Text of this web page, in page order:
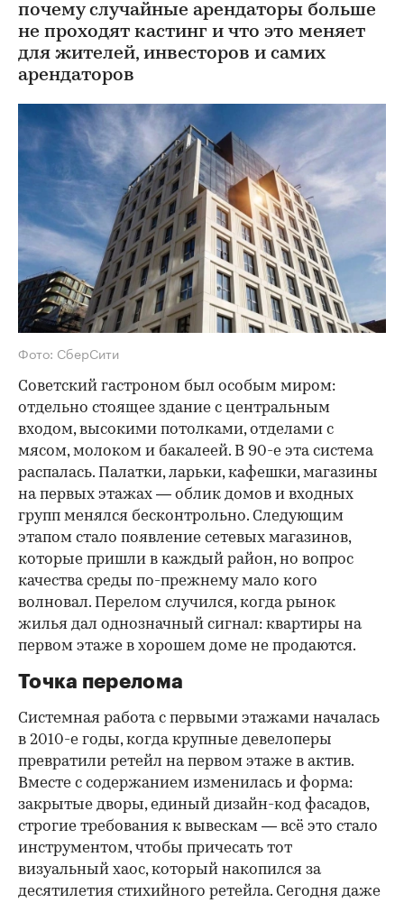
почему случайные арендаторы больше
не проходят кастинг и что это меняет
для жителей, инвесторов и самих
арендаторов
Фото: СберСити
Советский гастроном был особым миром:
отдельно стоящее здание с центральным
входом, высокими потолками, отделами с
мясом, молоком и бакалеей. В 90-е эта система
распалась. Палатки, ларьки, кафешки, магазины
на первых этажах — облик домов и входных
групп менялся бесконтрольно. Следующим
этапом стало появление сетевых магазинов,
которые пришли в каждый район, но вопрос
качества среды по-прежнему мало кого
волновал. Перелом случился, когда рынок
жилья дал однозначный сигнал: квартиры на
первом этаже в хорошем доме не продаются.
Точка перелома
Системная работа с первыми этажами началась
в 2010-е годы, когда крупные девелоперы
превратили ретейл на первом этаже в актив.
Вместе с содержанием изменилась и форма:
закрытые дворы, единый дизайн-код фасадов,
строгие требования к вывескам — всё это стало
инструментом, чтобы причесать тот
визуальный хаос, который накопился за
десятилетия стихийного ретейла. Сегодня даже